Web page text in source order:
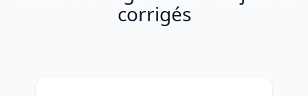
corrigés